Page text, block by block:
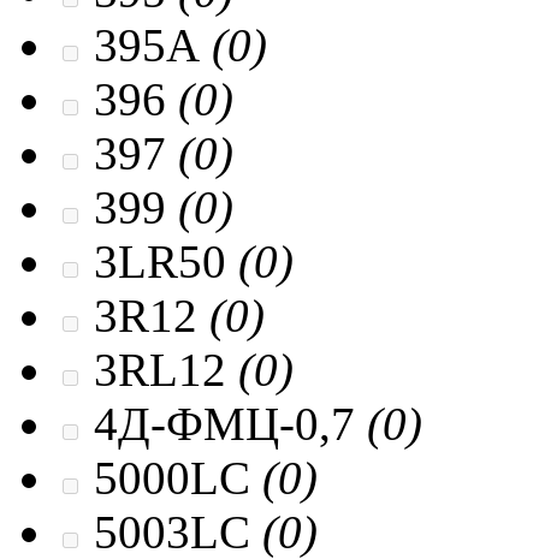
395A (0)
396 (0)
397 (0)
399 (0)
3LR50 (0)
3R12 (0)
3RL12 (0)
4Д-ФМЦ-0,7 (0)
5000LC (0)
5003LC (0)